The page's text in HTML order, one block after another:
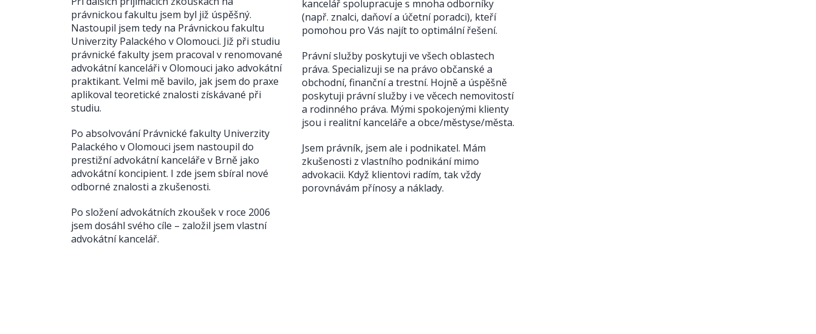
právnickou fakultu jsem byl již úspěšný.
Nastoupil jsem tedy na Právnickou fakultu
Univerzity Palackého v Olomouci. Již při studiu
právnické fakulty jsem pracoval v renomované
advokátní kanceláři v Olomouci jako advokátní
praktikant. Velmi mě bavilo, jak jsem do praxe
aplikoval teoretické znalosti získávané při
studiu.
Po absolvování Právnické fakulty Univerzity
Palackého v Olomouci jsem nastoupil do
prestižní advokátní kanceláře v Brně jako
advokátní koncipient. I zde jsem sbíral nové
odborné znalosti a zkušenosti.
Po složení advokátních zkoušek v roce 2006
jsem dosáhl svého cíle – založil jsem vlastní
advokátní kancelář.
kancelář spolupracuje s mnoha odborníky
(např. znalci, daňoví a účetní poradci), kteří
pomohou pro Vás najít to optimální řešení.
Právní služby poskytuji ve všech oblastech
práva. Specializuji se na právo občanské a
obchodní, finanční a trestní. Hojně a úspěšně
poskytuji právní služby i ve věcech nemovitostí
a rodinného práva. Mými spokojenými klienty
jsou i realitní kanceláře a obce/městyse/města.
Jsem právník, jsem ale i podnikatel. Mám
zkušenosti z vlastního podnikání mimo
advokacii. Když klientovi radím, tak vždy
porovnávám přínosy a náklady.